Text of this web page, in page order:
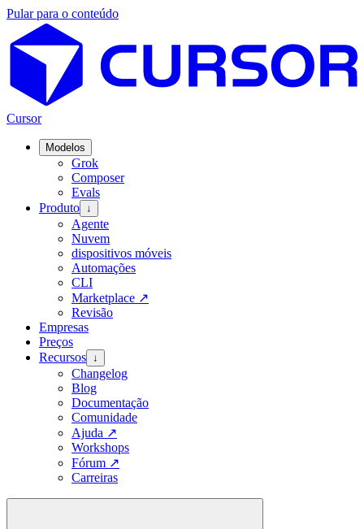
Pular para o conteúdo
Cursor
Modelos
Grok
Composer
Evals
Produto ↓
Agente
Nuvem
dispositivos móveis
Automações
CLI
Marketplace ↗
Revisão
Empresas
Preços
Recursos ↓
Changelog
Blog
Documentação
Comunidade
Ajuda ↗
Workshops
Fórum ↗
Carreiras